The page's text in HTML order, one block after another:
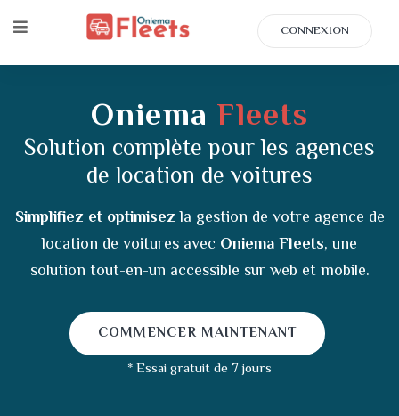
CONNEXION
Oniema Fleets
Solution complète pour les agences
de location de voitures
Simplifiez et optimisezla gestion de votre agence de
location de voitures avec Oniema Fleets, une
solution tout-en-un accessible sur web et mobile.
COMMENCER MAINTENANT
* Essai gratuit de 7 jours